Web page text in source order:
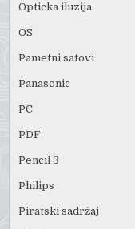
Opticka iluzija
OS
Pametni satovi
Panasonic
PC
PDF
Pencil 3
Philips
Piratski sadržaj